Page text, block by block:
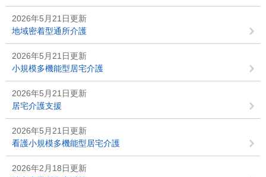
2026年5月21日更新
地域密着型通所介護
2026年5月21日更新
小規模多機能型居宅介護
2026年5月21日更新
居宅介護支援
2026年5月21日更新
看護小規模多機能型居宅介護
2026年2月18日更新